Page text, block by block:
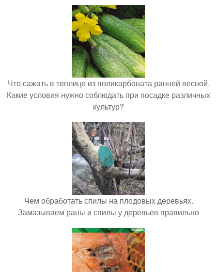
Что сажать в теплице из поликарбоната ранней весной.
Какие условия нужно соблюдать при посадке различных
культур?
Чем обработать спилы на плодовых деревьях.
Замазываем раны и спилы у деревьев правильно